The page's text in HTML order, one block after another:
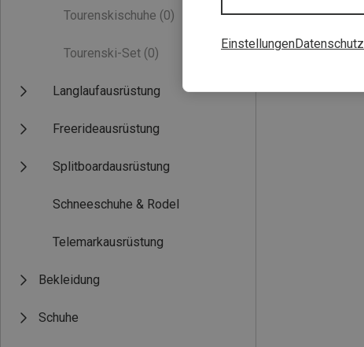
Tourenskischuhe (0)
Tourenski-Set (0)
Langlaufausrüstung
Freerideausrüstung
Splitboardausrüstung
Schneeschuhe & Rodel
Telemarkausrüstung
Bekleidung
Schuhe
EinstellungenDatenschutz